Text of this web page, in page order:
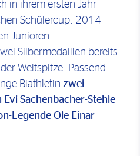
in ihrem ersten Jahr
Schülercup. 2014
Junioren-
Silbermedaillen bereits
Weltspitze. Passend
Biathletin zwei
Sachenbacher-Stehle
Legende Ole Einar